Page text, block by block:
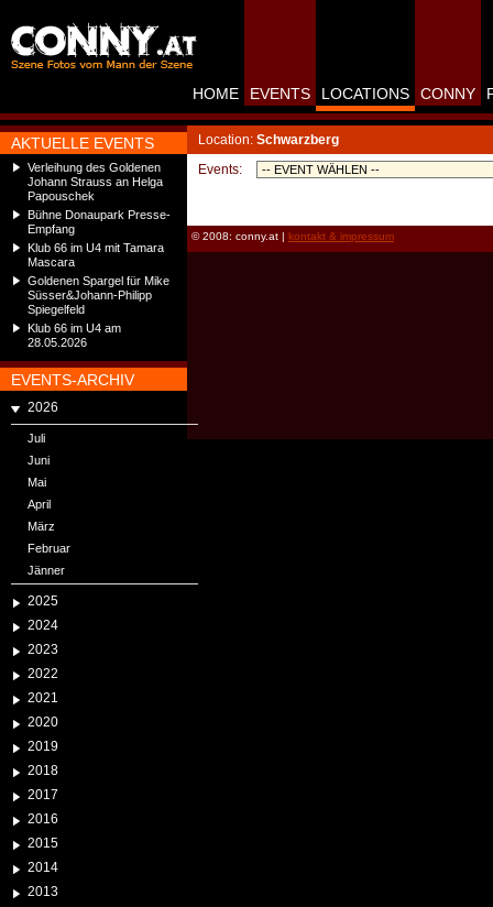
AKTUELLE EVENTS
Verleihung des Goldenen
Johann Strauss an Helga
Papouschek
Bühne Donaupark Presse-
Empfang
Klub 66 im U4 mit Tamara
Mascara
Goldenen Spargel für Mike
Süsser&Johann-Philipp
Spiegelfeld
Klub 66 im U4 am
28.05.2026
EVENTS-ARCHIV
2026
Juli
Juni
Mai
April
März
Februar
Jänner
2025
2024
2023
2022
2021
2020
2019
2018
2017
2016
2015
2014
2013
HOME EVENTS LOCATIONS CONNY
Location: Schwarzberg
Events:
© 2008: conny.at | kontakt & impressum